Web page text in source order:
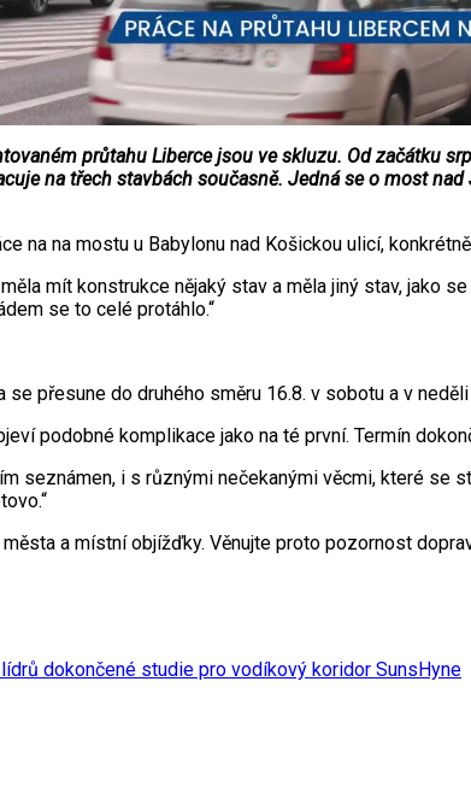
průtahu Liberce jsou ve skluzu. Od začátku
na třech stavbách současně. Jedná se o most
na na mostu u Babylonu nad Košickou ulicí,
mít konstrukce nějaký stav a měla jiný stav, jako
se to celé protáhlo.“
se přesune do druhého směru 16.8. v sobotu a v
podobné komplikace jako na té první. Termín
seznámen, i s různými nečekanými věcmi, které
a místní objížďky. Věnujte proto pozornost
dokončené studie pro vodíkový koridor SunsHyne